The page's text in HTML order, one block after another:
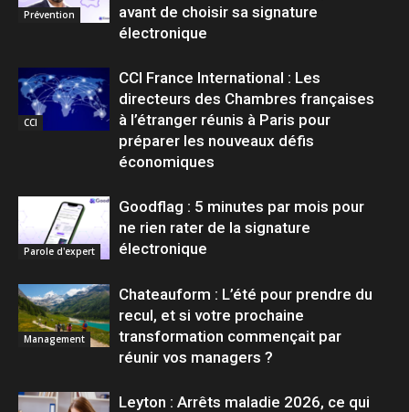
Prévention
avant de choisir sa signature
électronique
CCI
CCI France International : Les
directeurs des Chambres françaises
à l’étranger réunis à Paris pour
préparer les nouveaux défis
économiques
Parole d'expert
Goodflag : 5 minutes par mois pour
ne rien rater de la signature
électronique
Management
Chateauform : L’été pour prendre du
recul, et si votre prochaine
transformation commençait par
réunir vos managers ?
Leyton : Arrêts maladie 2026, ce qui